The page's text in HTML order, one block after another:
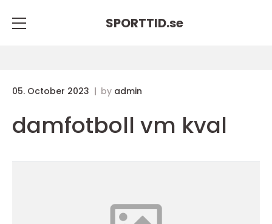
SPORTTID.se
05. October 2023 by admin
damfotboll vm kval